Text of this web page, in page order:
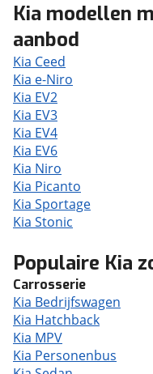
Kia modellen
aanbod
Kia Ceed
Kia e-Niro
Kia EV2
Kia EV3
Kia EV4
Kia EV6
Kia Niro
Kia Picanto
Kia Sportage
Kia Stonic
Populaire Kia
Carrosserie
Kia Bedrijfswagen
Kia Hatchback
Kia MPV
Kia Personenbus